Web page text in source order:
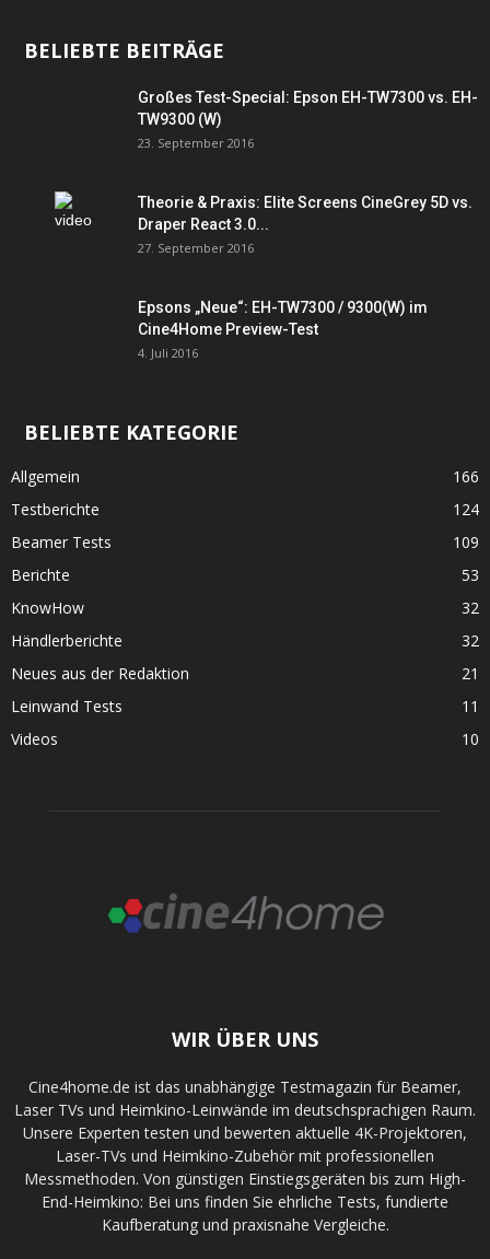
BELIEBTE BEITRÄGE
Großes Test-Special: Epson EH-TW7300 vs. EH-
TW9300 (W)
23. September 2016
Theorie & Praxis: Elite Screens CineGrey 5D vs.
Draper React 3.0...
27. September 2016
Epsons „Neue“: EH-TW7300 / 9300(W) im
Cine4Home Preview-Test
4. Juli 2016
BELIEBTE KATEGORIE
Allgemein
166
Testberichte
124
Beamer Tests
109
Berichte
53
KnowHow
32
Händlerberichte
32
Neues aus der Redaktion
21
Leinwand Tests
11
Videos
10
WIR ÜBER UNS
Cine4home.de ist das unabhängige Testmagazin für Beamer,
Laser TVs und Heimkino-Leinwände im deutschsprachigen Raum.
Unsere Experten testen und bewerten aktuelle 4K-Projektoren,
Laser-TVs und Heimkino-Zubehör mit professionellen
Messmethoden. Von günstigen Einstiegsgeräten bis zum High-
End-Heimkino: Bei uns finden Sie ehrliche Tests, fundierte
Kaufberatung und praxisnahe Vergleiche.